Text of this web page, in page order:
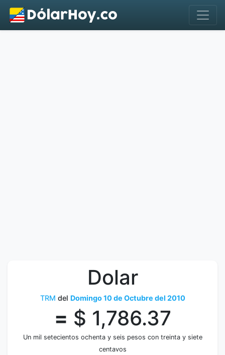
Dolar
TRM del Domingo 10 de Octubre del 2010
= $ 1,786.37
Un mil setecientos ochenta y seis pesos con treinta y siete
centavos